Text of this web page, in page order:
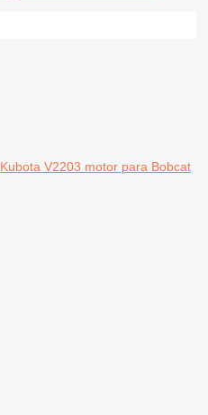
Kubota V2203 motor para Bobcat